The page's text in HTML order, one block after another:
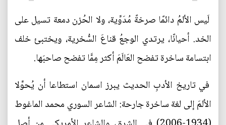
لَيس الألمُ دائمًا صرخةً مُدَوِّية، ولا الحُزن دمعة تسيل على
الخد. أحيانًا، يرتدي الوجعُ قناعَ السُّخرية، ويختبئ خلف
ابتسامة ساخرة تفضح العَالَمَ أكثر مِمَّا تفضح صاحبَها.
في تاريخ الأدبِ الحديث يبرز اسمان استطاعا أن يُحوِّلا
الألمَ إلى لغة ساخرة جارحة: الشاعر السوري محمد الماغوط